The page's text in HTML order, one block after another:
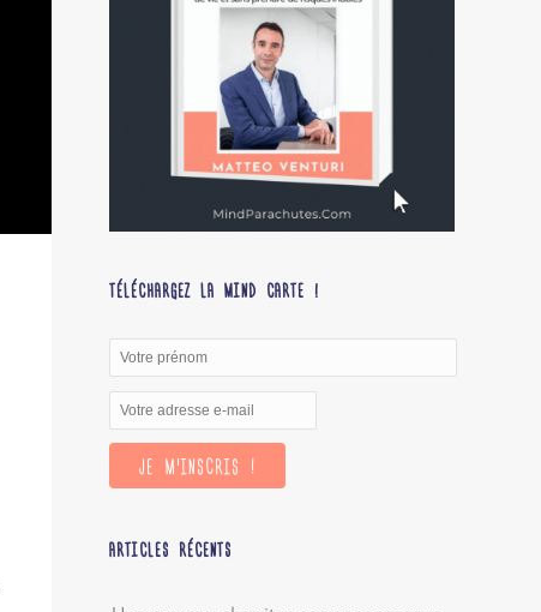
TÉLÉCHARGEZ LA MIND CARTE !
ARTICLES RÉCENTS